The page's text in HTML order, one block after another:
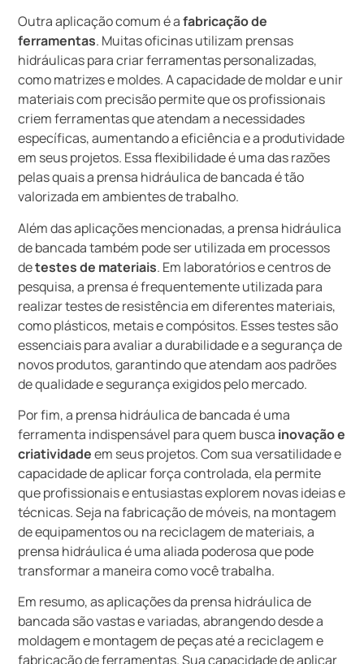
Outra aplicação comum é afabricação de
ferramentas. Muitas oficinas utilizam prensas
hidráulicas para criar ferramentas personalizadas,
como matrizes e moldes. A capacidade de moldar e unir
materiais com precisão permite que os profissionais
criem ferramentas que atendam a necessidades
específicas, aumentando a eficiência e a produtividade
em seus projetos. Essa flexibilidade é uma das razões
pelas quais a prensa hidráulica de bancada é tão
valorizada em ambientes de trabalho.
Além das aplicações mencionadas, a prensa hidráulica
de bancada também pode ser utilizada em processos
detestes de materiais. Em laboratórios e centros de
pesquisa, a prensa é frequentemente utilizada para
realizar testes de resistência em diferentes materiais,
como plásticos, metais e compósitos. Esses testes são
essenciais para avaliar a durabilidade e a segurança de
novos produtos, garantindo que atendam aos padrões
de qualidade e segurança exigidos pelo mercado.
Por fim, a prensa hidráulica de bancada é uma
ferramenta indispensável para quem busca inovação e
criatividadeem seus projetos. Com sua versatilidade e
capacidade de aplicar força controlada, ela permite
que profissionais e entusiastas explorem novas ideias e
técnicas. Seja na fabricação de móveis, na montagem
de equipamentos ou na reciclagem de materiais, a
prensa hidráulica é uma aliada poderosa que pode
transformar a maneira como você trabalha.
Em resumo, as aplicações da prensa hidráulica de
bancada são vastas e variadas, abrangendo desde a
moldagem e montagem de peças até a reciclagem e
fabricação de ferramentas. Sua capacidade de aplicar